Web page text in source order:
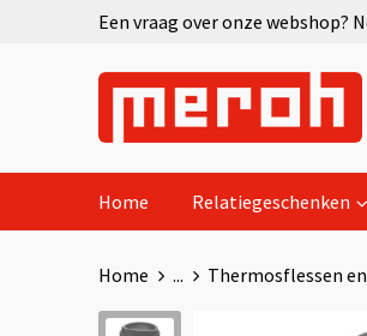
Een vraag over onze webshop?
Home Relatiegeschenken
Home ... Thermosflessen